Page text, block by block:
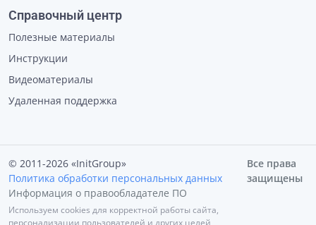
Справочный центр
Полезные материалы
Инструкции
Видеоматериалы
Удаленная поддержка
© 2011-2026 «InitGroup»
Политика обработки персональных данных
Информация о правообладателе ПО
Используем cookies для корректной работы сайта,
персонализации пользователей и других целей,
Все права
защищены